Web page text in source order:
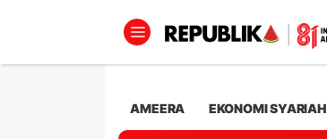
AMEERA EKONOMI SYARIAH